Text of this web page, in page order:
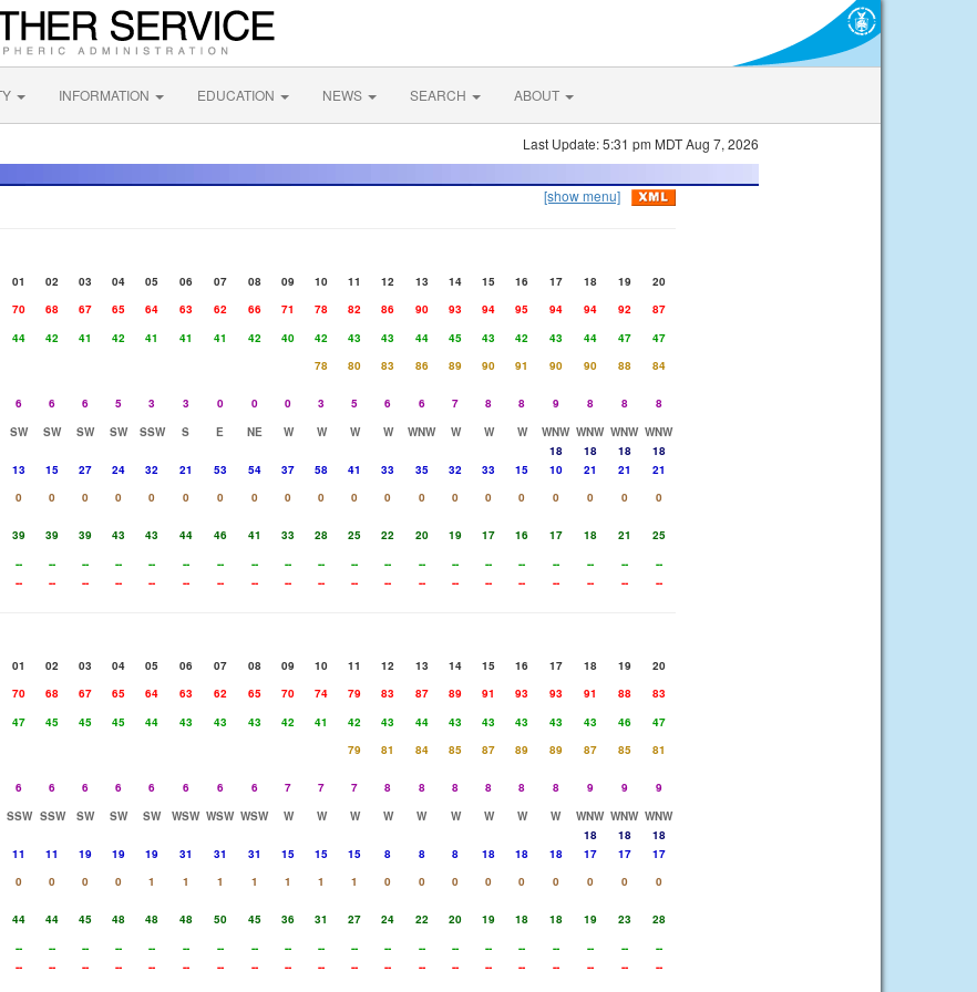
INFORMATION EDUCATION NEWS SEARCH ABOUT
Last Update: 5:31 pm MDT Aug 7, 2026
[show menu]
01 02 03 04 05 06 07 08 09 10 11 12 13 14 15 16 17 18 19
20
70 68 67 65 64 63 62 66 71 78 82 86 90 93 94 95 94 94 92
87
44 42 41 42 41 41 41 42 40 42 43 43 44 45 43 42 43 44 47
47
78 80 83 86 89 90 91 90 90 88
84
6 6 6 5 3 3 0 0 0 3 5 6 6 7 8 8 9 8 8
8
SW SW SW SW SSW S E NE W W W W WNW W W W WNW WNW WNW WNW
18 18 18
18
13 15 27 24 32 21 53 54 37 58 41 33 35 32 33 15 10 21 21
21
0 0 0 0 0 0 0 0 0 0 0 0 0 0 0 0 0 0 0
0
39 39 39 43 43 44 46 41 33 28 25 22 20 19 17 16 17 18 21
25
-- -- -- -- -- -- -- -- -- -- -- -- -- -- -- -- -- -- --
--
-- -- -- -- -- -- -- -- -- -- -- -- -- -- -- -- -- -- -- --
01 02 03 04 05 06 07 08 09 10 11 12 13 14 15 16 17 18 19
20
70 68 67 65 64 63 62 65 70 74 79 83 87 89 91 93 93 91 88
83
47 45 45 45 44 43 43 43 42 41 42 43 44 43 43 43 43 43 46
47
79 81 84 85 87 89 89 87 85
81
6 6 6 6 6 6 6 6 7 7 7 8 8 8 8 8 8 9 9
9
SSW SSW SW SW SW WSW WSW WSW W W W W W W W W W WNW WNW WNW
18 18
18
11 11 19 19 19 31 31 31 15 15 15 8 8 8 18 18 18 17 17
17
0 0 0 0 1 1 1 1 1 1 1 0 0 0 0 0 0 0 0
0
44 44 45 48 48 48 50 45 36 31 27 24 22 20 19 18 18 19 23
28
-- -- -- -- -- -- -- -- -- -- -- -- -- -- -- -- -- -- --
--
-- -- -- -- -- -- -- -- -- -- -- -- -- -- -- -- -- -- -- --